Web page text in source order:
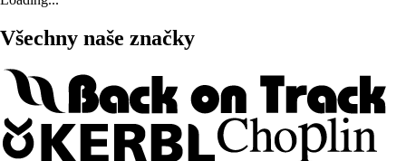
Všechny naše značky